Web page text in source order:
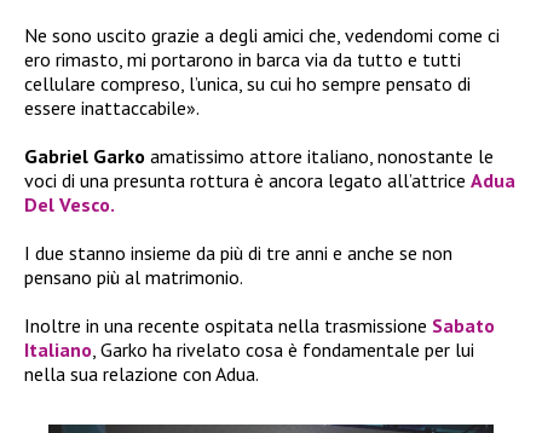
Ne sono uscito grazie a degli amici che, vedendomi come ci
ero rimasto, mi portarono in barca via da tutto e tutti
cellulare compreso, l’unica, su cui ho sempre pensato di
essere inattaccabile».
Gabriel Garko amatissimo attore italiano, nonostante le
voci di una presunta rottura è ancora legato all’attrice Adua
Del Vesco.
I due stanno insieme da più di tre anni e anche se non
pensano più al matrimonio.
Inoltre in una recente ospitata nella trasmissione Sabato
Italiano , Garko ha rivelato cosa è fondamentale per lui
nella sua relazione con Adua.